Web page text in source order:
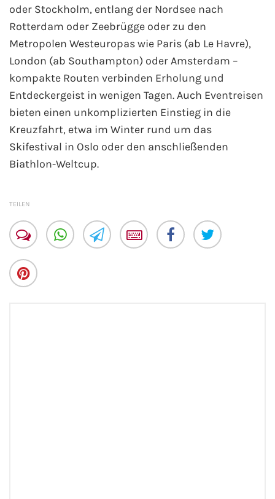
Kreuzfahrt-Quiz
Reiseversicherungen
Flug buchen
Kreuzfahrt-Themen
Kreuzfahrt buchen
oder Stockholm, entlang der Nordsee nach
Rotterdam oder Zeebrügge oder zu den
Metropolen Westeuropas wie Paris (ab Le Havre),
London (ab Southampton) oder Amsterdam –
kompakte Routen verbinden Erholung und
Entdeckergeist in wenigen Tagen. Auch Eventreisen
bieten einen unkomplizierten Einstieg in die
Kreuzfahrt, etwa im Winter rund um das
Skifestival in Oslo oder den anschließenden
Biathlon-Weltcup.
TEILEN